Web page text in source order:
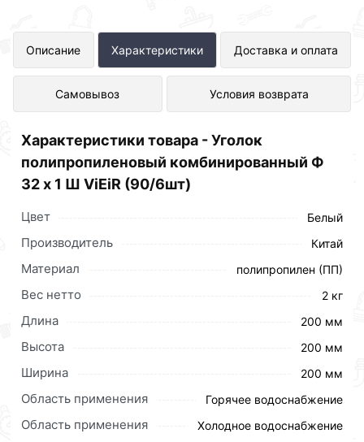
Описание Характеристики Доставка и оплата
Самовывоз Условия возврата
Уголок полипропиленовый
комбинированный Ф 32 х 1 Ш ViEiR
(90/6шт) представлен в интернет-
цене за шт 112 рублей.
Характеристики товара - Уголок
полипропиленовый комбинированный Ф
32 х 1 Ш ViEiR (90/6шт)
Цвет Белый
Производитель Китай
Материал полипропилен (ПП)
Вес нетто 2 кг
Длина 200 мм
Высота 200 мм
Ширина 200 мм
Область применения Горячее водоснабжение
Область применения Холодное водоснабжение